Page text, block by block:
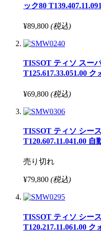
ック80
¥89,800 (税込)
TISSOT ティソ スー
T125.617.33.051.00
¥69,800 (税込)
TISSOT ティソ シー
T120.607.11.041.00
売り切れ
¥79,800 (税込)
TISSOT ティソ シー
T120.217.11.061.00